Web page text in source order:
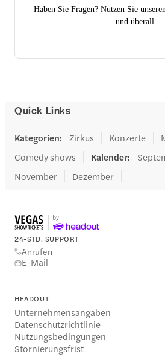
Haben Sie Fragen? Nutzen Sie
und überall
Quick Links
Kategorien: Zirkus Konzerte
Comedy shows
Kalender:
November
Dezember
24-STD. SUPPORT
Anrufen
E-Mail
HEADOUT
Unternehmensangaben
Datenschutzrichtlinie
Nutzungsbedingungen
Stornierungsfrist